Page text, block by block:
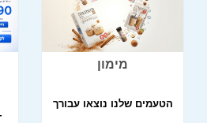
מימון
הטעמים שלנו נוצאו עבורך
+5%